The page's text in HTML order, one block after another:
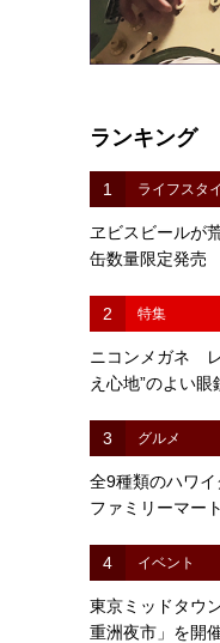
ランキング
1 ライフスタ
ヱビスビールが
缶数量限定発売
2 特集
ニコンメガネ
え心地”のよい眼
3 グルメ
全9種類のハワ
ファミリーマー
4 イベント
東京ミッドタウ
重洲夜市」を開